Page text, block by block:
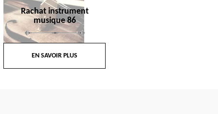
Rachat instrument
musique 86
EN SAVOIR PLUS